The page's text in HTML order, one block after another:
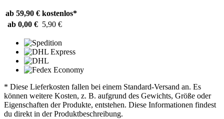
ab 59,90 € kostenlos*
ab 0,00 € 5,90 €
* Diese Lieferkosten fallen bei einem Standard-Versand an. Es
können weitere Kosten, z. B. aufgrund des Gewichts, Größe oder
Eigenschaften der Produkte, entstehen. Diese Informationen findest
du direkt in der Produktbeschreibung.